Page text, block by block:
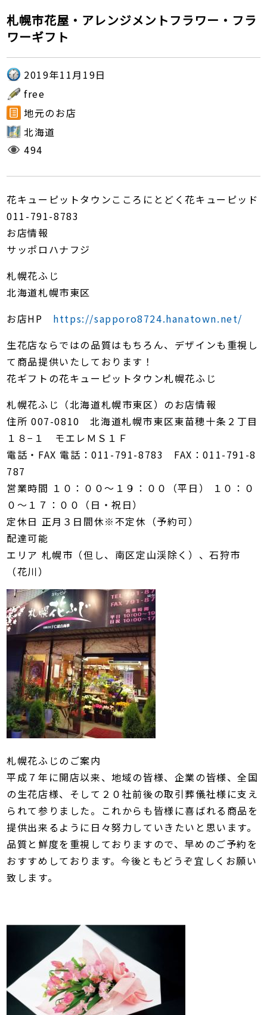
札幌市花屋・アレンジメントフラワー・フラ
ワーギフト
2019年11月19日
free
地元のお店
北海道
494
花キューピットタウンこころにとどく花キューピッド
011-791-8783
お店情報
サッポロハナフジ
札幌花ふじ
北海道札幌市東区
お店HP https://sapporo8724.hanatown.net/
生花店ならではの品質はもちろん、デザインも重視し
て商品提供いたしております！
花ギフトの花キューピットタウン札幌花ふじ
札幌花ふじ（北海道札幌市東区）のお店情報
住所 007-0810 北海道札幌市東区東苗穂十条２丁目
１８−１ モエレＭＳ１Ｆ
電話・FAX 電話：011-791-8783 FAX：011-791-8
787
営業時間 １０：００〜１９：００（平日） １０：０
０〜１７：００（日・祝日）
定休日 正月３日間休※不定休（予約可）
配達可能
エリア 札幌市（但し、南区定山渓除く）、石狩市
（花川）
札幌花ふじのご案内
平成７年に開店以来、地域の皆様、企業の皆様、全国
の生花店様、そして２０社前後の取引葬儀社様に支え
られて参りました。これからも皆様に喜ばれる商品を
提供出来るように日々努力していきたいと思います。
品質と鮮度を重視しておりますので、早めのご予約を
おすすめしております。今後ともどうぞ宜しくお願い
致します。